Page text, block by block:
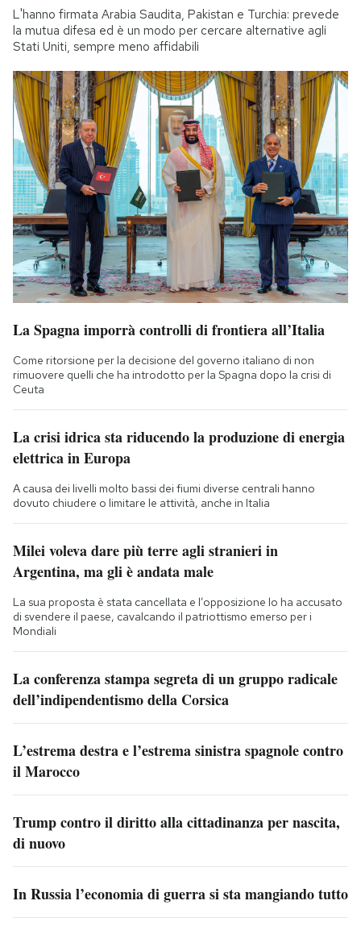
L'hanno firmata Arabia Saudita, Pakistan e Turchia: prevede
la mutua difesa ed è un modo per cercare alternative agli
Stati Uniti, sempre meno affidabili
La Spagna imporrà controlli di frontiera all’Italia
Come ritorsione per la decisione del governo italiano di non
rimuovere quelli che ha introdotto per la Spagna dopo la crisi di
Ceuta
La crisi idrica sta riducendo la produzione di energia
elettrica in Europa
A causa dei livelli molto bassi dei fiumi diverse centrali hanno
dovuto chiudere o limitare le attività, anche in Italia
Milei voleva dare più terre agli stranieri in
Argentina, ma gli è andata male
La sua proposta è stata cancellata e l’opposizione lo ha accusato
di svendere il paese, cavalcando il patriottismo emerso per i
Mondiali
La conferenza stampa segreta di un gruppo radicale
dell’indipendentismo della Corsica
L’estrema destra e l’estrema sinistra spagnole contro
il Marocco
Trump contro il diritto alla cittadinanza per nascita,
di nuovo
In Russia l’economia di guerra si sta mangiando tutto